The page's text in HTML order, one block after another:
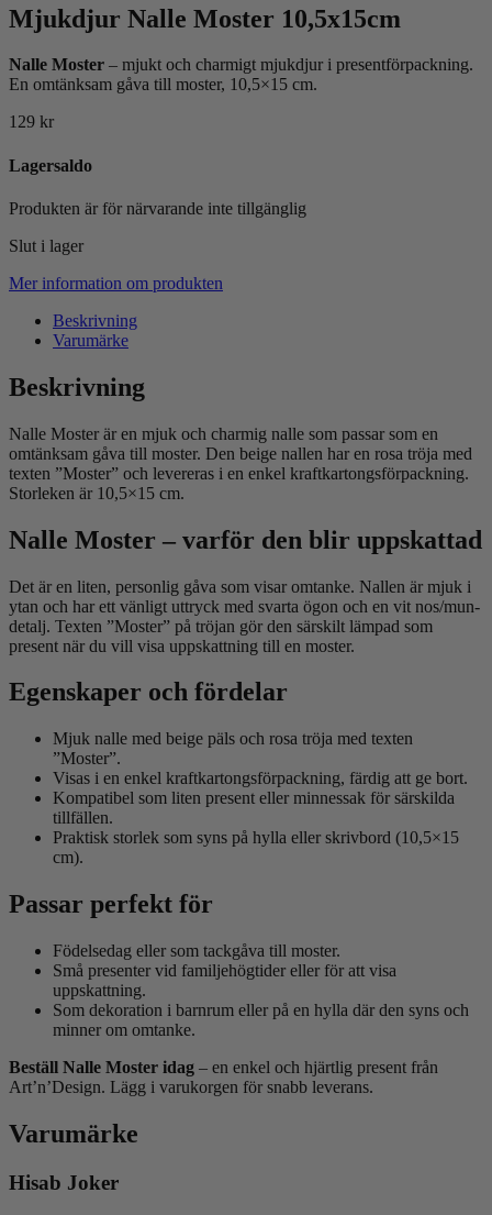
Mjukdjur Nalle Moster 10,5x15cm
Nalle Moster – mjukt och charmigt mjukdjur i presentförpackning.
En omtänksam gåva till moster, 10,5×15 cm.
129 kr
Lagersaldo
Produkten är för närvarande inte tillgänglig
Slut i lager
Mer information om produkten
Beskrivning
Varumärke
Beskrivning
Nalle Moster är en mjuk och charmig nalle som passar som en
omtänksam gåva till moster. Den beige nallen har en rosa tröja med
texten ”Moster” och levereras i en enkel kraftkartongsförpackning.
Storleken är 10,5×15 cm.
Nalle Moster – varför den blir uppskattad
Det är en liten, personlig gåva som visar omtanke. Nallen är mjuk i
ytan och har ett vänligt uttryck med svarta ögon och en vit nos/mun-
detalj. Texten ”Moster” på tröjan gör den särskilt lämpad som
present när du vill visa uppskattning till en moster.
Egenskaper och fördelar
Mjuk nalle med beige päls och rosa tröja med texten
”Moster”.
Visas i en enkel kraftkartongsförpackning, färdig att ge bort.
Kompatibel som liten present eller minnessak för särskilda
tillfällen.
Praktisk storlek som syns på hylla eller skrivbord (10,5×15
cm).
Passar perfekt för
Födelsedag eller som tackgåva till moster.
Små presenter vid familjehögtider eller för att visa
uppskattning.
Som dekoration i barnrum eller på en hylla där den syns och
minner om omtanke.
Beställ Nalle Moster idag – en enkel och hjärtlig present från
Art’n’Design. Lägg i varukorgen för snabb leverans.
Varumärke
Hisab Joker